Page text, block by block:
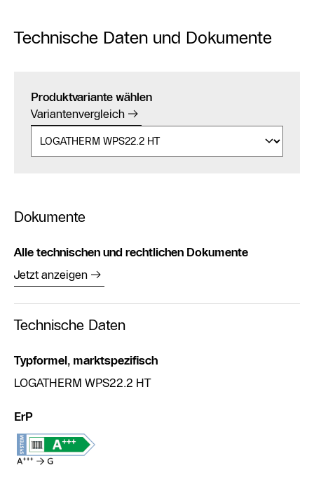
Technische Daten und Dokumente
Produktvariante wählen
Variantenvergleich
Dokumente
Alle technischen und rechtlichen Dokumente
Jetzt anzeigen
Technische Daten
Typformel, marktspezifisch
LOGATHERM WPS22.2 HT
ErP